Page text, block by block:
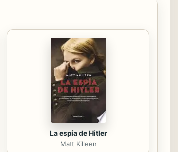
La espía de Hitler
Matt Killeen